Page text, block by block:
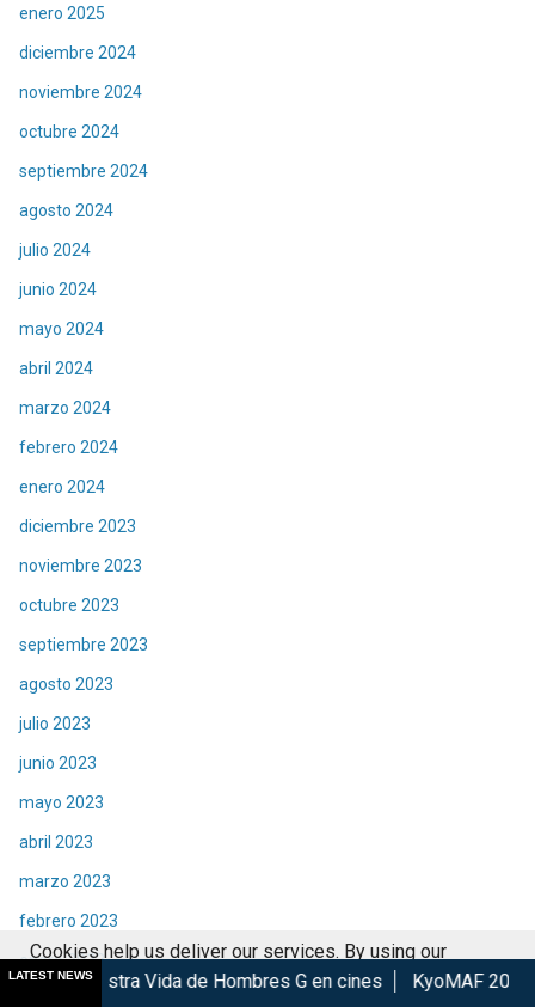
enero 2025
diciembre 2024
noviembre 2024
octubre 2024
septiembre 2024
agosto 2024
julio 2024
junio 2024
mayo 2024
abril 2024
marzo 2024
febrero 2024
enero 2024
diciembre 2023
noviembre 2023
octubre 2023
septiembre 2023
agosto 2023
julio 2023
junio 2023
mayo 2023
abril 2023
marzo 2023
febrero 2023
enero 2023
LATEST NEWS
de Hombres G en cines KyoMAF 2026: Anuncian
Cookies help us deliver our services. By using our
services, you agree to our use of cookies.
Got it